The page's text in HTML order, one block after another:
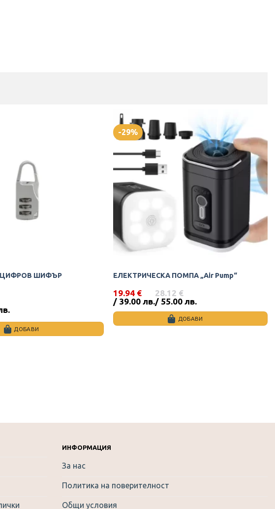
ЦИФРОВ ШИФЪР
ДОБАВИ
-29%
ЕЛЕКТРИЧЕСКА ПОМПА „Air Pump“
28.12 €
/ 55.00 лв.
Original
price
was:
28.12 €
19.94 €
/ 39.00 лв.
Текущата
цена
е:
19.94 €
ДОБАВИ
ИНФОРМАЦИЯ
За нас
Политика на поверителност
Общи условия